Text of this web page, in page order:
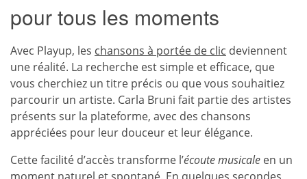
pour tous les moments
Avec Playup, les chansons à portée de clic deviennent
une réalité. La recherche est simple et efficace, que
vous cherchiez un titre précis ou que vous souhaitiez
parcourir un artiste. Carla Bruni fait partie des artistes
présents sur la plateforme, avec des chansons
appréciées pour leur douceur et leur élégance.
Cette facilité d’accès transforme l’écoute musicale en un